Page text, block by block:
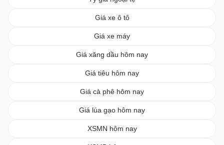
Giá xe ô tô
Giá xe máy
Giá xăng dầu hôm nay
Giá tiêu hôm nay
Giá cà phê hôm nay
Giá lúa gạo hôm nay
XSMN hôm nay